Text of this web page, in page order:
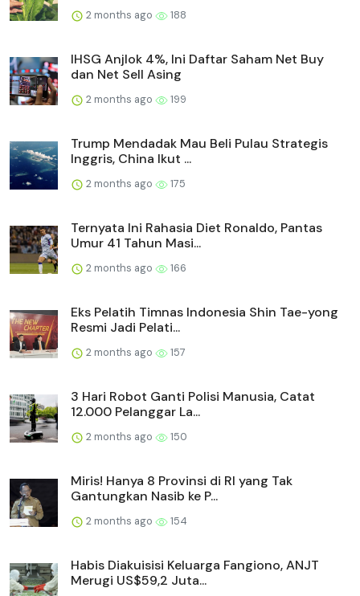
2 months ago 188
IHSG Anjlok 4%, Ini Daftar Saham Net Buy
dan Net Sell Asing
2 months ago 199
Trump Mendadak Mau Beli Pulau Strategis
Inggris, China Ikut ...
2 months ago 175
Ternyata Ini Rahasia Diet Ronaldo, Pantas
Umur 41 Tahun Masi...
2 months ago 166
Eks Pelatih Timnas Indonesia Shin Tae-yong
Resmi Jadi Pelati...
2 months ago 157
3 Hari Robot Ganti Polisi Manusia, Catat
12.000 Pelanggar La...
2 months ago 150
Miris! Hanya 8 Provinsi di RI yang Tak
Gantungkan Nasib ke P...
2 months ago 154
Habis Diakuisisi Keluarga Fangiono, ANJT
Merugi US$59,2 Juta...